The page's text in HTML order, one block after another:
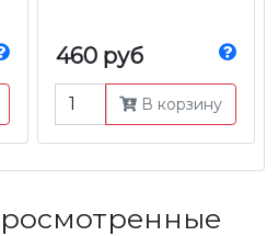
460 руб
В корзину